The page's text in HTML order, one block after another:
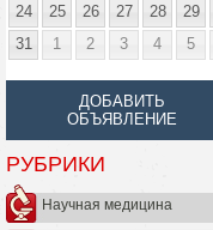
24
25 26 27 28 29
31
1 2 3 4 5
ДОБАВИТЬ
ОБЪЯВЛЕНИЕ
РУБРИКИ
Научная медицина